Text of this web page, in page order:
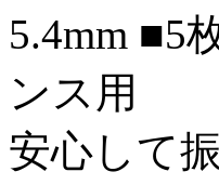
5.4mm ■5
ンス用
安心して